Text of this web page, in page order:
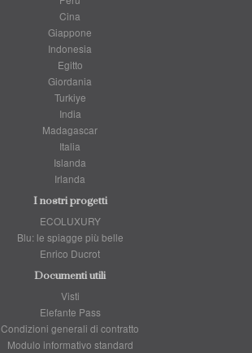
Cina
Giappone
Indonesia
Egitto
Giordania
Turkiye
India
Madagascar
Italia
Islanda
Irlanda
I nostri progetti
ECOLUXURY
Blu: le spiagge più belle
Enrico Ducrot
Documenti utili
Visti
Elefante Pass
Condizioni generali di contratto
Modulo informativo standard